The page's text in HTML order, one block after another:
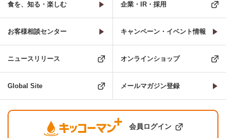
食を、知る・楽しむ 企業・IR・採用
お客様相談センター キャンペーン・イベント情報
ニュースリリース オンラインショップ
Global Site メールマガジン登録
会員ログイン